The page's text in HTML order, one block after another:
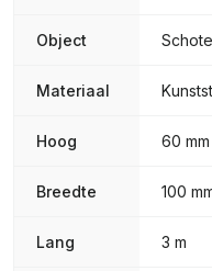
Object
Materiaal
Hoog 60 mm
Breedte 100
Lang 3 m